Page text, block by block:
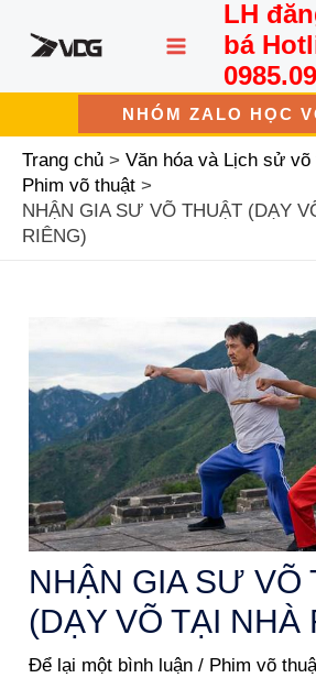
dung
MAIN
MENU
LH
bá
NHÓM ZALO HỌC
Trang chủ
Văn hóa và Lịch sử võ
Phim võ thuật
NHẬN GIA SƯ VÕ THUẬT (DẠY
RIÊNG)
NHẬN GIA SƯ VÕ
(DẠY VÕ TẠI NHÀ
Để lại một bình luận / Phim võ